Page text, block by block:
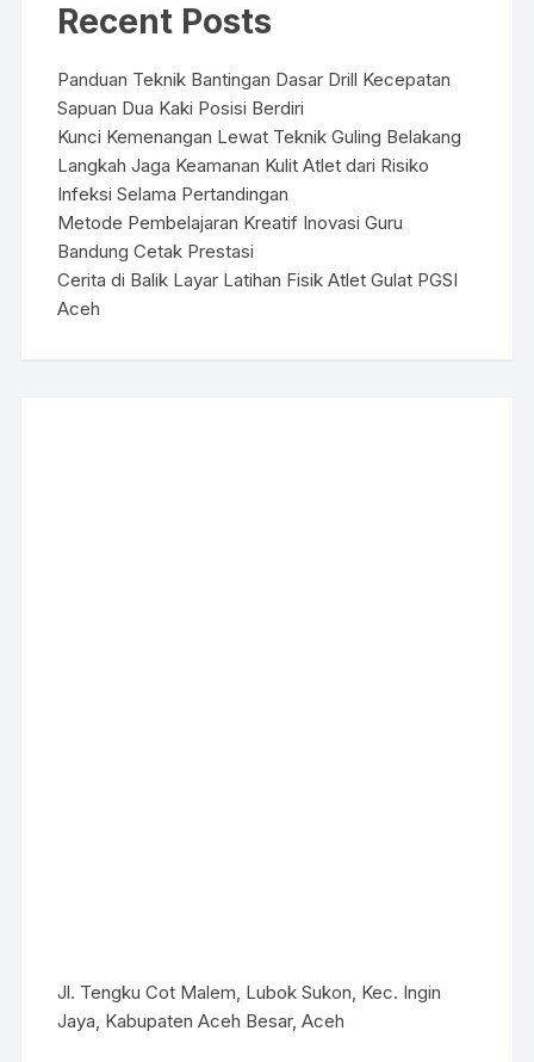
Recent Posts
Panduan Teknik Bantingan Dasar Drill Kecepatan
Sapuan Dua Kaki Posisi Berdiri
Kunci Kemenangan Lewat Teknik Guling Belakang
Langkah Jaga Keamanan Kulit Atlet dari Risiko
Infeksi Selama Pertandingan
Metode Pembelajaran Kreatif Inovasi Guru
Bandung Cetak Prestasi
Cerita di Balik Layar Latihan Fisik Atlet Gulat PGSI
Aceh
Jl. Tengku Cot Malem, Lubok Sukon, Kec. Ingin
Jaya, Kabupaten Aceh Besar, Aceh